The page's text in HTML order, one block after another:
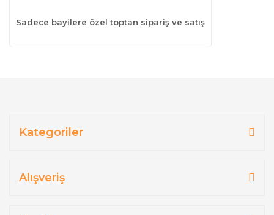
Sadece bayilere özel toptan sipariş ve satış
Kategoriler
Alışveriş